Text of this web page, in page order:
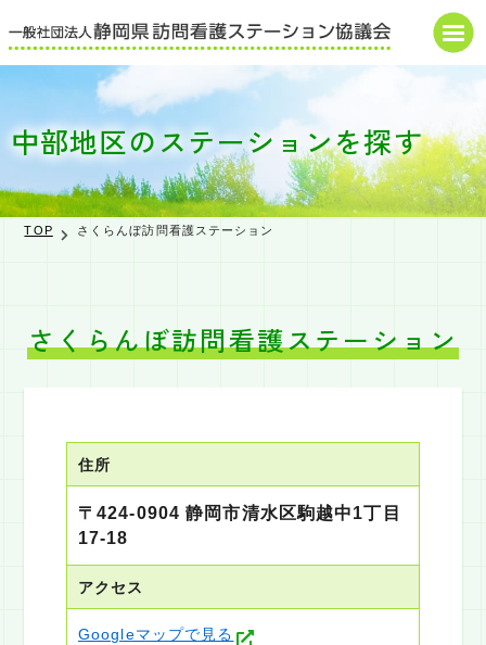
HOME
協議会概要
研修・講演会
書式ダウンロード
人材育成プログラム
会報誌
中部地区のステーションを探す
TOP さくらんぼ訪問看護ステーション
さくらんぼ訪問看護ステーション
住所
〒424-0904 静岡市清水区駒越中1丁目
17-18
アクセス
Googleマップで見る